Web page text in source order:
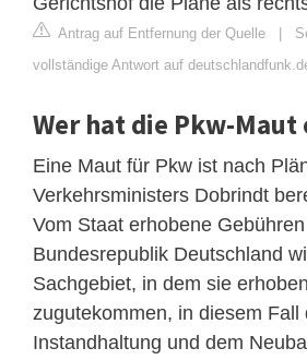
Antrag auf Entfernung der Quelle
vollständige Antwort auf
Wer hat die Pkw-
Eine Maut für Pkw ist nach
Verkehrsministers Dobrindt
Vom Staat erhobene
Bundesrepublik Deutschland
Sachgebiet, in dem sie
zugutekommen, in diesem Fall
Instandhaltung und dem